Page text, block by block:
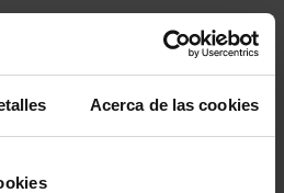
Acerca de las cookies
que “para una mejor